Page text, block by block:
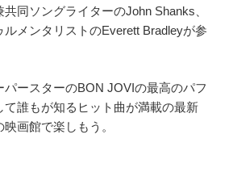
同ソングライターのJohn Shanks、
ルメンタリストのEverett Bradleyが参
パースターのBON JOVIの最高のパフ
て誰もが知るヒット曲が満載の最新
画館で楽しもう。